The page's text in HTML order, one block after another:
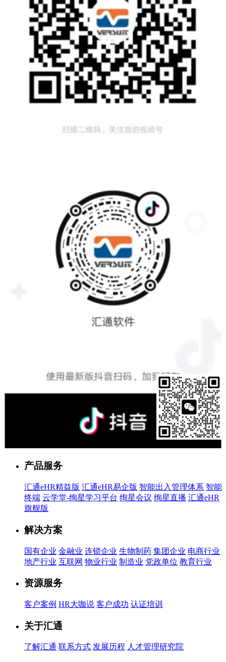
产品服务
汇通eHR精益版 汇通eHR易企版 智能出入管理体系 智能
终端 云学堂-绚星学习平台 绚星会议 绚星直播 汇通eHR
旗舰版
解决方案
国有企业 金融业 连锁企业 生物制药 集团企业 电商行业
地产行业 互联网 物业行业 制造业 党政单位 教育行业
资源服务
客户案例 HR大咖说 客户成功 认证培训
关于汇通
了解汇通 联系方式 发展历程 人才管理研究院